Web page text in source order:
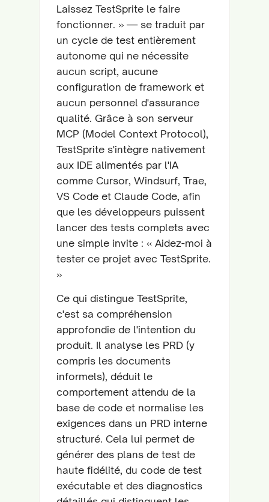
Laissez TestSprite le faire
fonctionner. » — se traduit par
un cycle de test entièrement
autonome qui ne nécessite
aucun script, aucune
configuration de framework et
aucun personnel d'assurance
qualité. Grâce à son serveur
MCP (Model Context Protocol),
TestSprite s'intègre nativement
aux IDE alimentés par l'IA
comme Cursor, Windsurf, Trae,
VS Code et Claude Code, afin
que les développeurs puissent
lancer des tests complets avec
une simple invite : « Aidez-moi à
tester ce projet avec TestSprite.
»
Ce qui distingue TestSprite,
c'est sa compréhension
approfondie de l'intention du
produit. Il analyse les PRD (y
compris les documents
informels), déduit le
comportement attendu de la
base de code et normalise les
exigences dans un PRD interne
structuré. Cela lui permet de
générer des plans de test de
haute fidélité, du code de test
exécutable et des diagnostics